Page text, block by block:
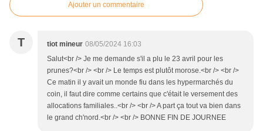
Ajouter un commentaire
T tiot mineur 08/05/2024 16:03
Salut<br /> Je me demande s'il a plu le 23 avril pour les
prunes?<br /> <br /> Le temps est plutôt morose.<br /> <br />
Ce matin il y avait un monde fiu dans les hypermarchés du
coin, il faut dire comme certains que c'était le versement des
allocations familiales..<br /> <br /> A part ça tout va bien dans
le grand ch'nord.<br /> <br /> BONNE FIN DE JOURNEE